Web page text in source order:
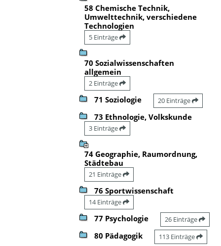
58 Chemische Technik,
Umwelttechnik, verschiedene
Technologien
5 Einträge
70 Sozialwissenschaften
allgemein
2 Einträge
71 Soziologie 20 Einträge
73 Ethnologie, Volkskunde
3 Einträge
74 Geographie, Raumordnung,
Städtebau
21 Einträge
76 Sportwissenschaft
14 Einträge
77 Psychologie 26 Einträge
80 Pädagogik 113 Einträge